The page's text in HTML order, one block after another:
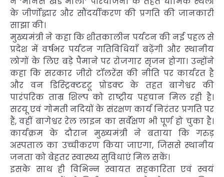
के जीर्णोद्धार और सौंदर्यीकरण की प्रगति की जानकारी
साझा की।
मुख्यमंत्री ने कहा कि शीतकालीन पर्यटन की नई पहल से
प्रदेश में वर्षभर पर्यटन गतिविधियाँ बढ़ेंगी और स्थानीय
लोगों के लिए बड़े पैमाने पर रोजगार सृजन होगा। उन्होंने
कहा कि सरकार जीरो टॉलरेंस की नीति पर कार्यरत है
और वन डिस्ट्रिक्टदृटू प्रोडक्ट के तहत बागेश्वर की
पारंपरिक ताम्र शिल्प को राष्ट्रीय पहचान मिल रही है।
सरयू एवं गोमती नदियों के संरक्षण कार्य निरंतर प्रगति पर
हैं, वहीं बागेश्वर रेल लाइन का सर्वेक्षण भी पूर्ण हो चुका है।
कार्यक्रम के दौरान मुख्यमंत्री ने बताया कि गरुड़
अस्पताल का उच्चीकरण किया जाएगा, जिससे स्थानीय
जनता को बेहतर स्वास्थ्य सुविधाएं मिल सकें।
इसके साथ ही विभिन्न स्वायत सहकारिता एवं स्वयं